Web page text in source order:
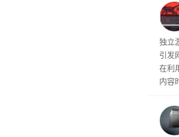
文
独立
引发
在利
内容